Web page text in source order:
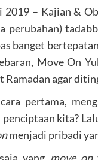
2019 – Kajian &
perubahan)
banget
Move On
Ramadan agar
pertama,
kita?
menjadi pribadi
yang move on